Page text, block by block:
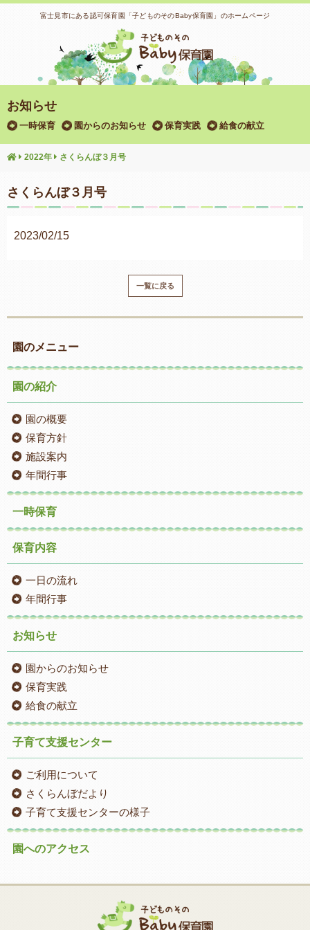
富士見市にある認可保育園「子どものそのBaby保育園」のホームページ
お知らせ
一時保育 園からのお知らせ 保育実践 給食の献立
2022年 さくらんぼ３月号
さくらんぼ３月号
2023/02/15
一覧に戻る
園のメニュー
園の紹介
園の概要
保育方針
施設案内
年間行事
一時保育
保育内容
一日の流れ
年間行事
お知らせ
園からのお知らせ
保育実践
給食の献立
子育て支援センター
ご利用について
さくらんぼだより
子育て支援センターの様子
園へのアクセス